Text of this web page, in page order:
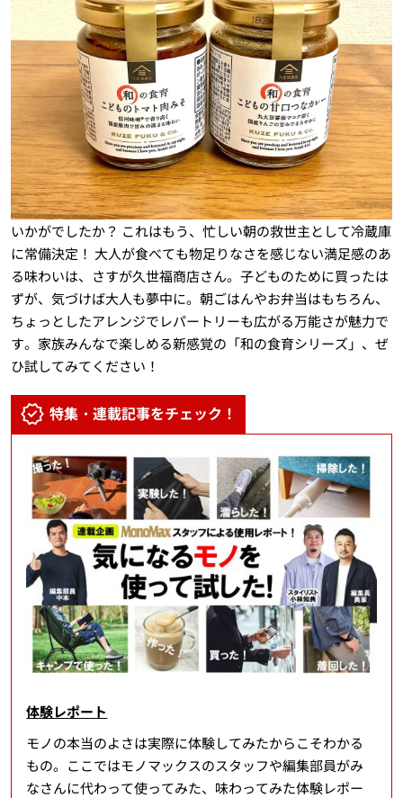
いかがでしたか？ これはもう、忙しい朝の救世主として冷蔵庫
に常備決定！ 大人が食べても物足りなさを感じない満足感のあ
る味わいは、さすが久世福商店さん。子どものために買ったは
ずが、気づけば大人も夢中に。朝ごはんやお弁当はもちろん、
ちょっとしたアレンジでレパートリーも広がる万能さが魅力で
す。家族みんなで楽しめる新感覚の「和の食育シリーズ」、ぜ
ひ試してみてください！
特集・連載記事をチェック！
体験レポート
モノの本当のよさは実際に体験してみたからこそわかる
もの。ここではモノマックスのスタッフや編集部員がみ
なさんに代わって使ってみた、味わってみた体験レポー